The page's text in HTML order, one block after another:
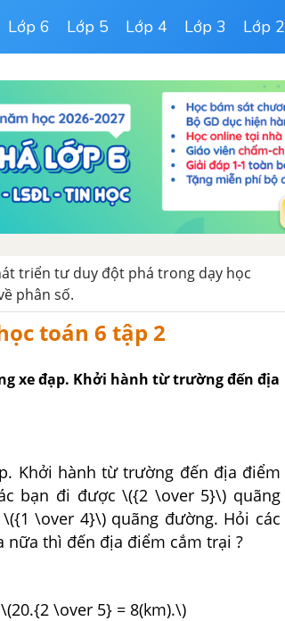
Lớp 6 Lớp 5 Lớp 4 Lớp 3 Lớp 2
triển tư duy đột phá trong dạy học
phân số.
toán 6 tập 2
xe đạp. Khởi hành từ trường đến địa
Khởi hành từ trường đến địa điểm
bạn đi được \({2 \over 5}\) quãng
\over 4}\) quãng đường. Hỏi các
nữa thì đến địa điểm cắm trại ?
\over 5} = 8(km).\)